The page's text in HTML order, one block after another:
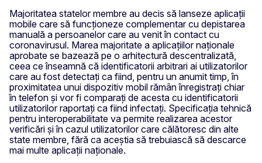
Majoritatea statelor membre au decis să lanseze aplicații
mobile care să funcționeze complementar cu depistarea
manuală a persoanelor care au venit în contact cu
coronavirusul. Marea majoritate a aplicațiilor naționale
aprobate se bazează pe o arhitectură descentralizată,
ceea ce înseamnă că identificatorii arbitrari ai utilizatorilor
care au fost detectați ca fiind, pentru un anumit timp, în
proximitatea unui dispozitiv mobil rămân înregistrați chiar
în telefon și vor fi comparați de acesta cu identificatorii
utilizatorilor raportați ca fiind infectați. Specificația tehnică
pentru interoperabilitate va permite realizarea acestor
verificări și în cazul utilizatorilor care călătoresc din alte
state membre, fără ca aceștia să trebuiască să descarce
mai multe aplicații naționale.